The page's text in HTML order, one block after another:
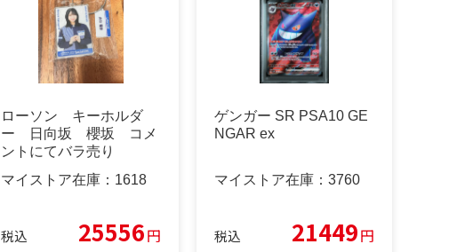
ローソン キーホルダ
ー 日向坂 櫻坂 コメ
ントにてバラ売り
マイストア在庫： 1618
税込 25556円
ゲンガー SR PSA10 GE
NGAR ex
マイストア在庫： 3760
税込 21449円